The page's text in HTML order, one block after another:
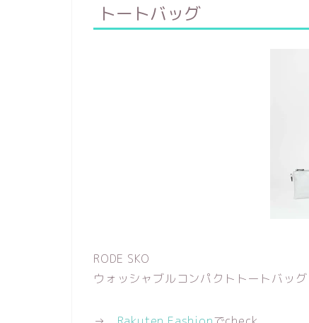
トートバッグ
RODE SKO
ウォッシャブルコンパクトトートバッグ